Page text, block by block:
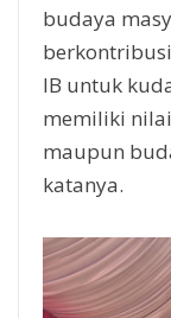
budaya
IB untuk
memiliki
maupun
katanya.